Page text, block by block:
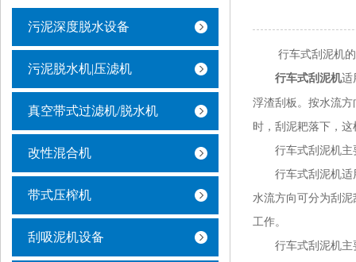
污泥深度脱水设备
污泥脱水机|压滤机
真空带式过滤机/脱水机
改性混合机
带式压榨机
刮吸泥机设备
行车式刮泥机的
行车式刮泥机适
浮渣刮板。按水流
时，刮泥耙落下，
行车式刮泥机主要
行车式刮泥机适用
水流方向可分为刮
工作。
行车式刮泥机主要